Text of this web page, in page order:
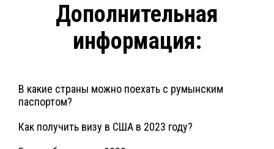
Дополнительная
информация:
В какие страны можно поехать с румынским
паспортом?
Как получить визу в США в 2023 году?